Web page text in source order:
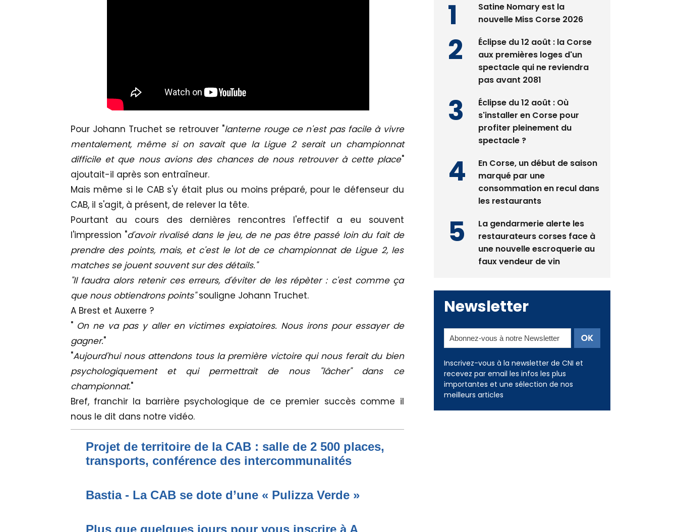
Pour Johann Truchet se retrouver "lanterne rouge ce n'est pas facile à vivre
mentalement, même si on savait que la Ligue 2 serait un championnat
difficile et que nous avions des chances de nous retrouver à cette place"
ajoutait-il après son entraîneur.
Mais même si le CAB s'y était plus ou moins préparé, pour le défenseur du
CAB, il s'agit, à présent, de relever la tête.
Pourtant au cours des dernières rencontres l'effectif a eu souvent
l'impression "d'avoir rivalisé dans le jeu, de ne pas être passé loin du fait de
prendre des points, mais, et c'est le lot de ce championnat de Ligue 2, les
matches se jouent souvent sur des détails."
"Il faudra alors retenir ces erreurs, d'éviter de les répèter : c'est comme ça
que nous obtiendrons points"souligne Johann Truchet.
A Brest et Auxerre ?
" On ne va pas y aller en victimes expiatoires. Nous irons pour essayer de
gagner."
"Aujourd'hui nous attendons tous la première victoire qui nous ferait du bien
psychologiquement et qui permettrait de nous "lâcher" dans ce
championnat."
Bref, franchir la barrière psychologique de ce premier succès comme il
nous le dit dans notre vidéo.
Projet de territoire de la CAB : salle de 2 500 places,
transports, conférence des intercommunalités
Bastia - La CAB se dote d’une « Pulizza Verde »
Plus que quelques jours pour vous inscrire à A
Satine Nomary est la
nouvelle Miss Corse 2026
Éclipse du 12 août : la Corse
aux premières loges d'un
spectacle qui ne reviendra
pas avant 2081
Éclipse du 12 août : Où
s'installer en Corse pour
profiter pleinement du
spectacle ?
En Corse, un début de saison
marqué par une
consommation en recul dans
les restaurants
La gendarmerie alerte les
restaurateurs corses face à
une nouvelle escroquerie au
faux vendeur de vin
Newsletter
Inscrivez-vous à la newsletter de CNI et
recevez par email les infos les plus
importantes et une sélection de nos
meilleurs articles